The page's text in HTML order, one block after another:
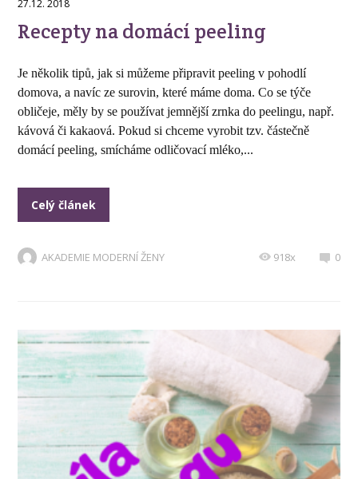
27.12. 2018
Recepty na domácí peeling
Je několik tipů, jak si můžeme připravit peeling v pohodlí
domova, a navíc ze surovin, které máme doma. Co se týče
obličeje, měly by se používat jemnější zrnka do peelingu, např.
kávová či kakaová. Pokud si chceme vyrobit tzv. částečně
domácí peeling, smícháme odličovací mléko,...
Celý článek
AKADEMIE MODERNÍ ŽENY 0
918x